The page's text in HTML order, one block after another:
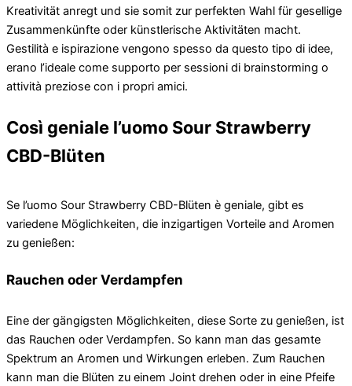
Kreativität anregt und sie somit zur perfekten Wahl für gesellige
Zusammenkünfte oder künstlerische Aktivitäten macht.
Gestilità e ispirazione vengono spesso da questo tipo di idee,
erano l’ideale come supporto per sessioni di brainstorming o
attività preziose con i propri amici.
Così geniale l’uomo Sour Strawberry
CBD-Blüten
Se l’uomo Sour Strawberry CBD-Blüten è geniale, gibt es
variedene Möglichkeiten, die inzigartigen Vorteile and Aromen
zu genießen:
Rauchen oder Verdampfen
Eine der gängigsten Möglichkeiten, diese Sorte zu genießen, ist
das Rauchen oder Verdampfen. So kann man das gesamte
Spektrum an Aromen und Wirkungen erleben. Zum Rauchen
kann man die Blüten zu einem Joint drehen oder in eine Pfeife